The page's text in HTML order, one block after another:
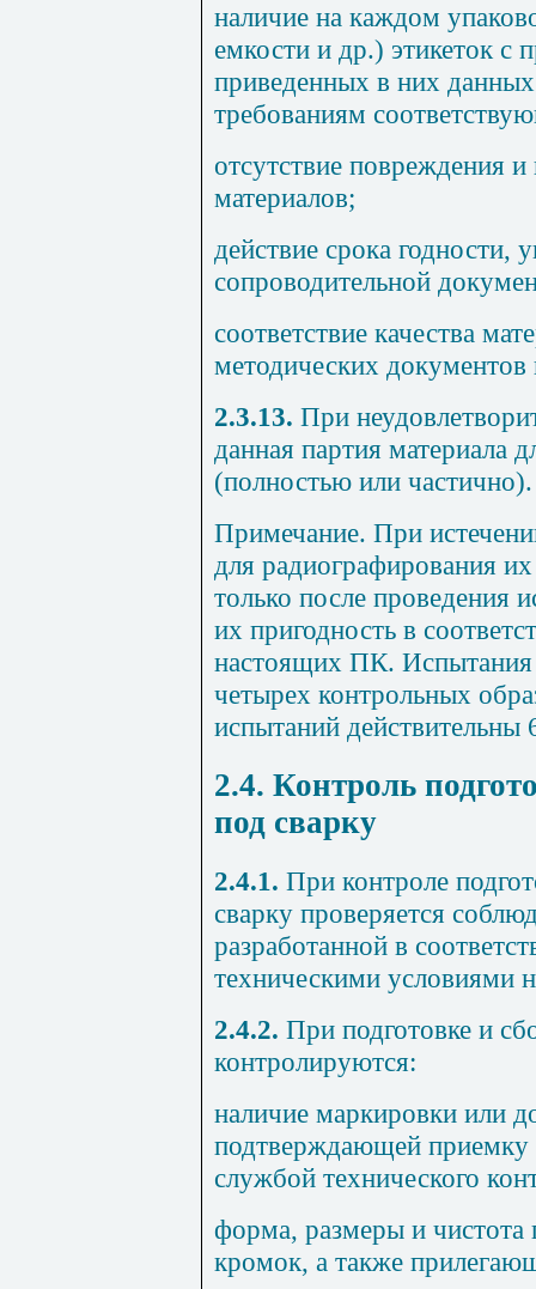
наличие на каждом
емкости и др.) этикеток с
приведенных в них
требованиям
отсутствие повреждения
материалов;
действие срока годности,
сопроводительной
соответствие качества
методических
2.3.13. При
данная партия материала
(полностью или частично).
Примечание. При
для радиографирования
только после проведения
их пригодность в
настоящих ПК. Испытания
четырех контрольных
испытаний действительны
2.4. Контроль
под сварку
2.4.1. При контроле
сварку проверяется
разработанной в
техническими условиями
2.4.2. При подготовке и
контролируются:
наличие маркировки или
подтверждающей приемку
службой технического
форма, размеры и чистота
кромок, а также